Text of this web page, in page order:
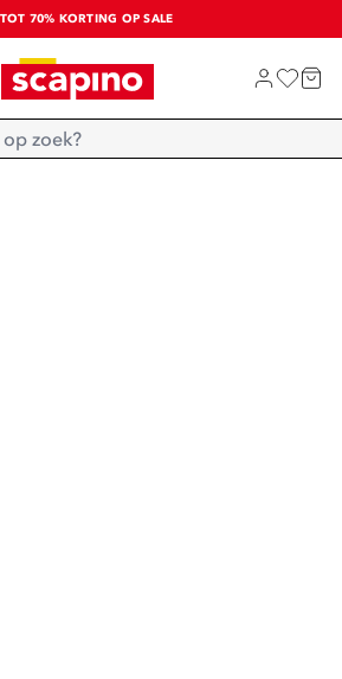
TOT 70% KORTING OP SALE
SALE: LAATSTE KANS!
SHOP NIEUW
Home